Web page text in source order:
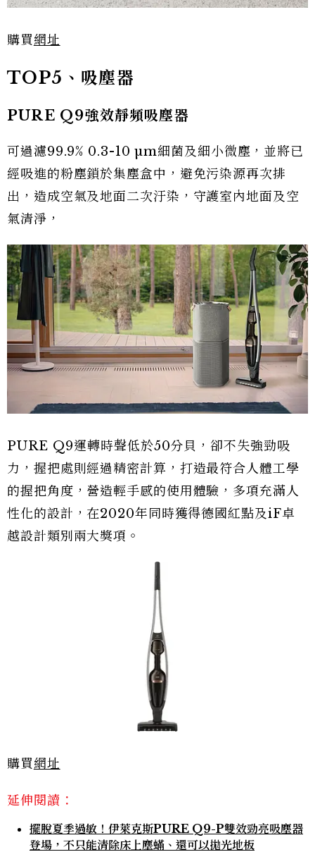
購買網址
TOP5、吸塵器
PURE Q9強效靜頻吸塵器
可過濾99.9% 0.3-10 µm細菌及細小微塵，並將已
經吸進的粉塵鎖於集塵盒中，避免污染源再次排
出，造成空氣及地面二次汙染，守護室內地面及空
氣清淨，
PURE Q9運轉時聲低於50分貝，卻不失強勁吸
力，握把處則經過精密計算，打造最符合人體工學
的握把角度，營造輕手感的使用體驗，多項充滿人
性化的設計，在2020年同時獲得德國紅點及iF卓
越設計類別兩大獎項。
購買網址
延伸閱讀：
擺脫夏季過敏！伊萊克斯PURE Q9-P雙效勁亮吸塵器
登場，不只能清除床上塵蟎、還可以拋光地板